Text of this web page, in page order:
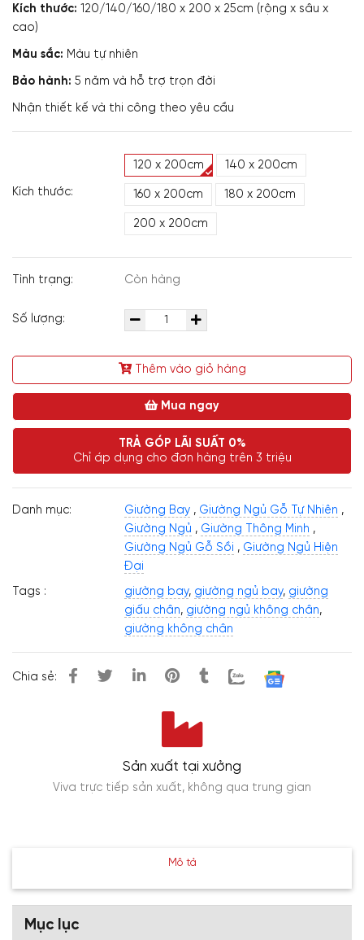
Kích thước: 120/140/160/180 x 200 x 25cm (rộng x sâu x
cao)
Màu sắc: Màu tự nhiên
Bảo hành: 5 năm và hỗ trợ trọn đời
Nhận thiết kế và thi công theo yêu cầu
Kích thước:
120 x 200cm 140 x 200cm
160 x 200cm 180 x 200cm
200 x 200cm
Tình trạng: Còn hàng
Số lượng:
Thêm vào giỏ hàng
Mua ngay
TRẢ GÓP LÃI SUẤT 0%
Chỉ áp dụng cho đơn hàng trên 3 triệu
Danh mục: Giường Bay , Giường Ngủ Gỗ Tự Nhiên ,
Giường Ngủ , Giường Thông Minh ,
Giường Ngủ Gỗ Sồi , Giường Ngủ Hiện
Đại
Tags :
giường bay, giường ngủ bay, giường
giấu chân, giường ngủ không chân,
giường không chân
Chia sẻ:
Sản xuất tại xưởng
Viva trực tiếp sản xuất, không qua trung gian
Mô tả
Mục lục